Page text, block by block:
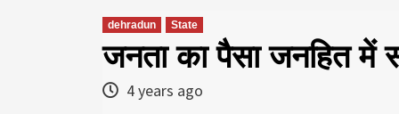
dehradun State
जनता का पैसा जनहित में
4 years ago